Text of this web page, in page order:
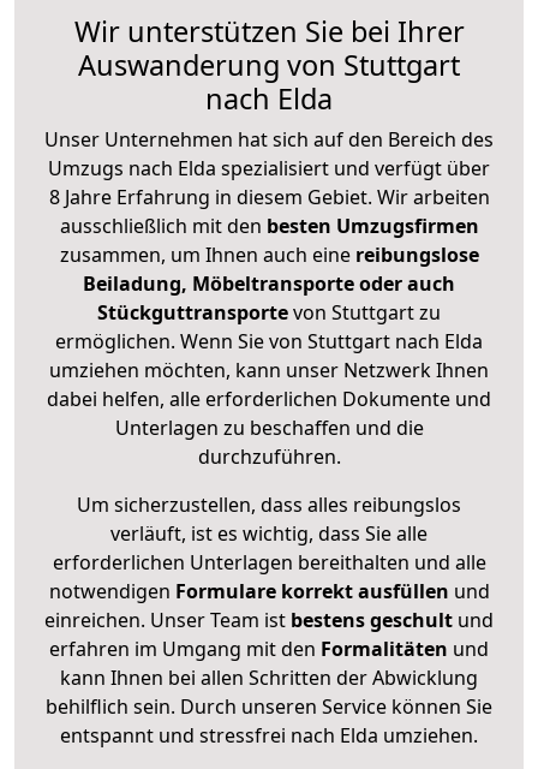
Wir unterstützen Sie bei Ihrer
Auswanderung von Stuttgart
nach Elda
Unser Unternehmen hat sich auf den Bereich des
Umzugs nach Elda spezialisiert und verfügt über
8 Jahre Erfahrung in diesem Gebiet. Wir arbeiten
ausschließlich mit den besten Umzugsfirmen
zusammen, um Ihnen auch eine reibungslose
Beiladung, Möbeltransporte oder auch
Stückguttransportevon Stuttgart zu
ermöglichen. Wenn Sie von Stuttgart nach Elda
umziehen möchten, kann unser Netzwerk Ihnen
dabei helfen, alle erforderlichen Dokumente und
Unterlagen zu beschaffen und die
durchzuführen.
Um sicherzustellen, dass alles reibungslos
verläuft, ist es wichtig, dass Sie alle
erforderlichen Unterlagen bereithalten und alle
notwendigen Formulare korrekt ausfüllen und
einreichen. Unser Team ist bestens geschult und
erfahren im Umgang mit den Formalitäten und
kann Ihnen bei allen Schritten der Abwicklung
behilflich sein. Durch unseren Service können Sie
entspannt und stressfrei nach Elda umziehen.